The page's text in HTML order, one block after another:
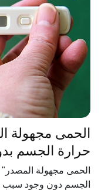
الحمى مجهولة
حرارة الجسم
الحمى مجهولة
الجسم دون وجود سبب